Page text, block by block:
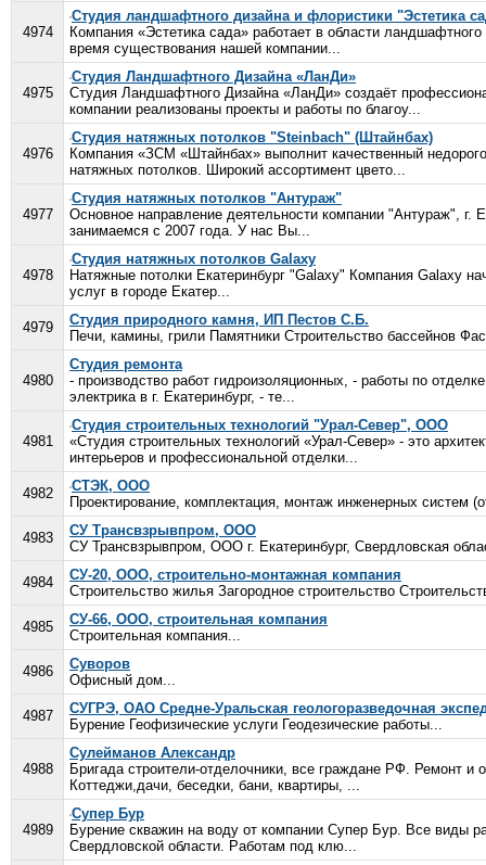
4974
Студия ландшафтного дизайна и флористики "Эстетика
Компания «Эстетика сада» работает в области
время существования нашей компании...
4975
Студия Ландшафтного Дизайна «ЛанДи»
Студия Ландшафтного Дизайна «ЛанДи» создаёт
компании реализованы проекты и работы по благоу...
4976
Студия натяжных потолков "Steinbach" (Штайнбах)
Компания «ЗСМ «Штайнбах» выполнит качественный
натяжных потолков. Широкий ассортимент цвето...
4977
Студия натяжных потолков "Антураж"
Основное направление деятельности компании "Антураж",
занимаемся с 2007 года. У нас Вы...
4978
Студия натяжных потолков Galaxy
Натяжные потолки Екатеринбург "Galaxy" Компания Galaxy
услуг в городе Екатер...
4979
Студия природного камня, ИП Пестов С.Б.
Печи, камины, грили Памятники Строительство бассейнов
4980
Студия ремонта
- производство работ гидроизоляционных, - работы по
электрика в г. Екатеринбург, - те...
4981
Студия строительных технологий "Урал-Север", ООО
«Студия строительных технологий «Урал-Север» - это
интерьеров и профессиональной отделки...
4982
СТЭК, ООО
Проектирование, комплектация, монтаж инженерных систем
4983
СУ Трансвзрывпром, ООО
СУ Трансвзрывпром, ООО г. Екатеринбург, Свердловская
4984
СУ-20, ООО, строительно-монтажная компания
Строительство жилья Загородное строительство
4985
СУ-66, ООО, строительная компания
Строительная компания...
4986
Суворов
Офисный дом...
4987
СУГРЭ, ОАО Средне-Уральская геологоразведочная
Бурение Геофизические услуги Геодезические работы...
4988
Сулейманов Александр
Бригада строители-отделочники, все граждане РФ. Ремонт
Коттеджи,дачи, беседки, бани, квартиры, ...
4989
Супер Бур
Бурение скважин на воду от компании Супер Бур. Все виды
Свердловской области. Работам под клю...